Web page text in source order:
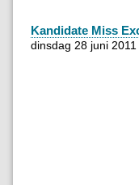
Kandidate Miss
dinsdag 28 juni